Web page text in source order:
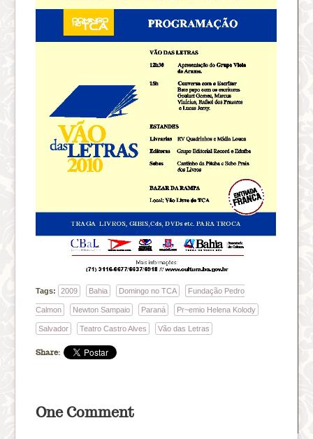
Tags: 2009 Bahia Domingo no TCA Fundação Pedro
Calmon Newton Sampaio Paraná Pr~emio Helena Kolody
Salvador Teatro Castro Alves Vão das Letras
Share:
One Comment